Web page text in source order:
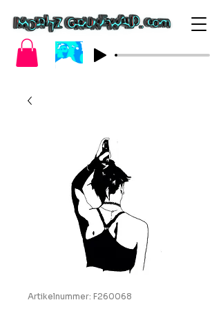
Artikelnummer: F260068